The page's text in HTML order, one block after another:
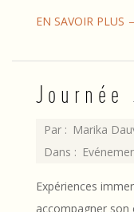
EN SAVOIR PLUS
Journée
2025-
07-
Par : Marika
Dans :
Expériences
accompagner son